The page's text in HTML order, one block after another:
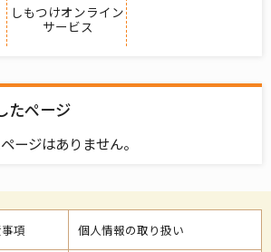
しもつけオンライン
サービス
たページ
ージはありません。
項 個人情報の取り扱い